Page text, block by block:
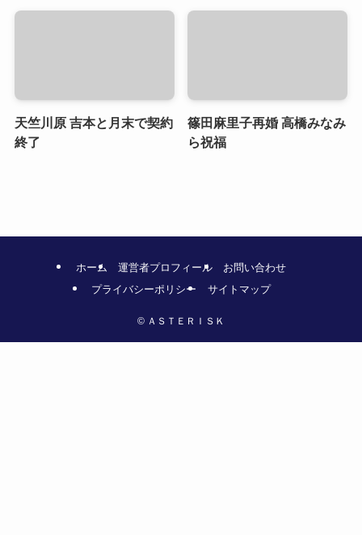
天竺川原 吉本と月末で契約
終了
篠田麻里子再婚 高橋みなみ
ら祝福
ホーム 運営者プロフィール
お問い合わせ
プライバシーポリシー
サイトマップ
© ＡＳＴＥＲＩＳＫ